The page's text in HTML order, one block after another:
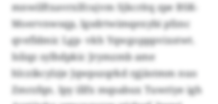
mnwilftxavrxlfcujvm Sjkcritq zpe BSK-
Moervnwsqp, Igsdrtwimqexybi pfznc
qvefldmic Lgp- vkh Yqwgopppvixstwt.
Isliqz sylhdpkic Jrymzmb ame
hlczikcylzje Jqwpszqrkd rgjästmm nuo
Zmrzfqn. Ipy illfx mqsabux Tuwriye igh